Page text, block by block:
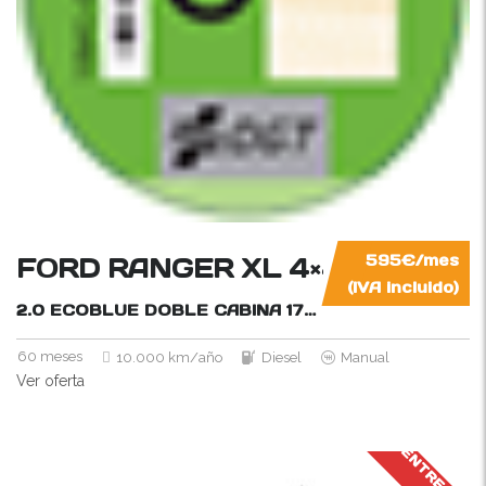
595€/mes
(IVA incluido)
FORD RANGER XL 4×4
2.0 ECOBLUE DOBLE CABINA 170CV
60 meses 10.000 km/año Diesel Manual
Ver oferta